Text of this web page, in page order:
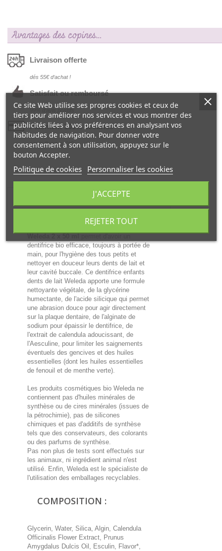
Avantages des copines…
Livraison offerte
dés 55€ d‘achat !
Satisfait ou remboursé
Paiement 100% sécurisé
par la Banque CIC
Duo Dentifrice dents de lait Enfants
dentifrice bio efficace, toujours à portée de
main, pour l'hygiène des tous petits et
nettoyer en douceur leurs dents de lait et
leur cavité buccale. Ce dentifrice enfants
dents de lait Weleda apporte une formule
nettoyante végétale, de la glycérine
humectante, de l'acide silicique qui permet
une abrasion douce pour agir directement
sur la plaque dentaire, de l'alginate de
sodium pour épaissir le dentifrice, de
l'extrait de calendula adoucissant, de
l'Aesculine, pour limiter les saignements
éventuels des gencives et des huiles
essentielles (dont les huiles essentielles
de fenouil et de menthe verte).
Les produits cosmétiques bio Weleda ne
contiennent pas d'huiles minérales de
synthèse ou de cires minérales (issues de
la pétrochimie), pas de silicones
chimiques et pas d'additifs de synthèse
tels que des conservateurs, des colorants
ou des parfums de synthèse.
Pas non plus de tests sont effectués sur
les animaux, ni ingrédient animal n'est
utilisé. Enfin, Weleda est le spécialiste de
l'utilisation des emballages recyclables.
COMPOSITION :
Glycerin, Water, Silica, Algin, Calendula
Officinalis Flower Extract, Prunus
Amygdalus Dulcis Oil, Esculin, Flavor*,
Ce site Web utilise ses propres cookies et ceux de
tiers pour améliorer nos services et vous montrer des
publicités liées à vos préférences en analysant vos
habitudes de navigation. Pour donner votre
consentement à son utilisation, appuyez sur le
bouton Accepter.
Politique de cookies Personnaliser les cookies
REJETER TOUT
J'ACCEPTE